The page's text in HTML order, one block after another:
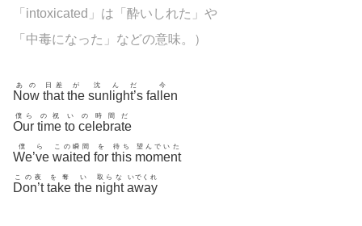
「 intoxicated」は「酔いしれた」や
「中毒になった」などの意味。）
Now
あの
that
日差
the
が
sunlight’s
沈んだ
fallen
今
Our
僕ら
time
の祝
to
い
celebrate
の時間だ
We’ve
僕ら
waited
この瞬間
for
を
this
待ち
moment
望んでいた
Don’t
この夜
take
を奪
the
い
night
取らな
away
いでくれ